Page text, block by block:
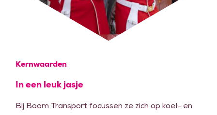
Kernwaarden
In een leuk jasje
Bij Boom Transport focussen ze zich op koel- en